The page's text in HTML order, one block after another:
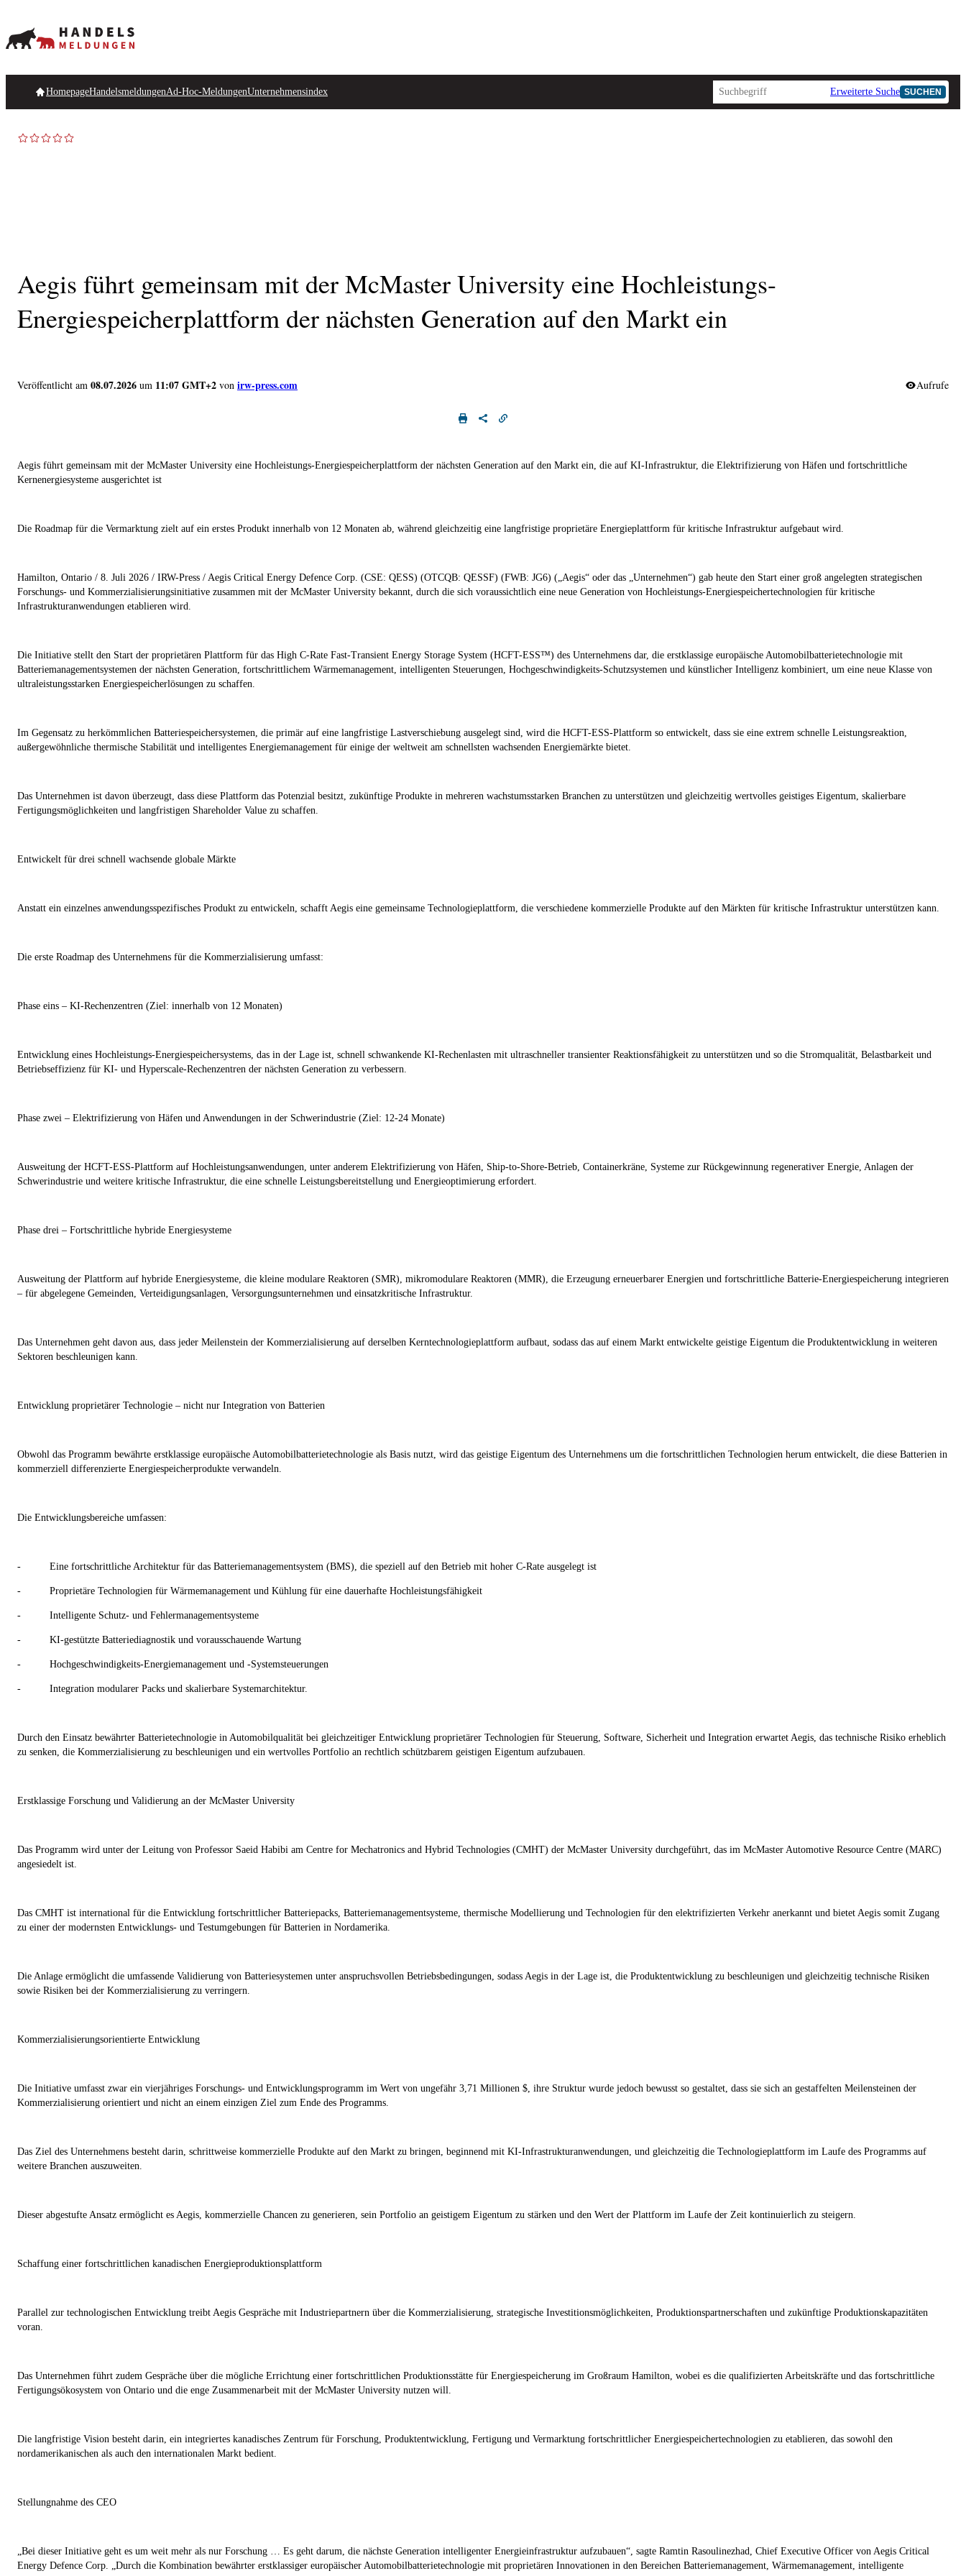
HomepageHandelsmeldungenAd-Hoc-MeldungenUnternehmensindex Erweiterte Suche SUCHEN
Aegis führt gemeinsam mit der McMaster University eine Hochleistungs-
Energiespeicherplattform der nächsten Generation auf den Markt ein
Veröffentlicht am 08.07.2026 um 11:07 GMT+2 von irw-press.com Aufrufe
Aegis führt gemeinsam mit der McMaster University eine Hochleistungs-Energiespeicherplattform der nächsten Generation auf den Markt ein, die auf KI-Infrastruktur, die Elektrifizierung von Häfen und fortschrittliche
Kernenergiesysteme ausgerichtet ist
Die Roadmap für die Vermarktung zielt auf ein erstes Produkt innerhalb von 12 Monaten ab, während gleichzeitig eine langfristige proprietäre Energieplattform für kritische Infrastruktur aufgebaut wird.
Hamilton, Ontario / 8. Juli 2026 / IRW-Press / Aegis Critical Energy Defence Corp. (CSE: QESS) (OTCQB: QESSF) (FWB: JG6) („Aegis“ oder das „Unternehmen“) gab heute den Start einer groß angelegten strategischen
Forschungs- und Kommerzialisierungsinitiative zusammen mit der McMaster University bekannt, durch die sich voraussichtlich eine neue Generation von Hochleistungs-Energiespeichertechnologien für kritische
Infrastrukturanwendungen etablieren wird.
Die Initiative stellt den Start der proprietären Plattform für das High C-Rate Fast-Transient Energy Storage System (HCFT-ESS™) des Unternehmens dar, die erstklassige europäische Automobilbatterietechnologie mit
Batteriemanagementsystemen der nächsten Generation, fortschrittlichem Wärmemanagement, intelligenten Steuerungen, Hochgeschwindigkeits-Schutzsystemen und künstlicher Intelligenz kombiniert, um eine neue Klasse von
ultraleistungsstarken Energiespeicherlösungen zu schaffen.
Im Gegensatz zu herkömmlichen Batteriespeichersystemen, die primär auf eine langfristige Lastverschiebung ausgelegt sind, wird die HCFT-ESS-Plattform so entwickelt, dass sie eine extrem schnelle Leistungsreaktion,
außergewöhnliche thermische Stabilität und intelligentes Energiemanagement für einige der weltweit am schnellsten wachsenden Energiemärkte bietet.
Das Unternehmen ist davon überzeugt, dass diese Plattform das Potenzial besitzt, zukünftige Produkte in mehreren wachstumsstarken Branchen zu unterstützen und gleichzeitig wertvolles geistiges Eigentum, skalierbare
Fertigungsmöglichkeiten und langfristigen Shareholder Value zu schaffen.
Entwickelt für drei schnell wachsende globale Märkte
Anstatt ein einzelnes anwendungsspezifisches Produkt zu entwickeln, schafft Aegis eine gemeinsame Technologieplattform, die verschiedene kommerzielle Produkte auf den Märkten für kritische Infrastruktur unterstützen kann.
Die erste Roadmap des Unternehmens für die Kommerzialisierung umfasst:
Phase eins – KI-Rechenzentren (Ziel: innerhalb von 12 Monaten)
Entwicklung eines Hochleistungs-Energiespeichersystems, das in der Lage ist, schnell schwankende KI-Rechenlasten mit ultraschneller transienter Reaktionsfähigkeit zu unterstützen und so die Stromqualität, Belastbarkeit und
Betriebseffizienz für KI- und Hyperscale-Rechenzentren der nächsten Generation zu verbessern.
Phase zwei – Elektrifizierung von Häfen und Anwendungen in der Schwerindustrie (Ziel: 12-24 Monate)
Ausweitung der HCFT-ESS-Plattform auf Hochleistungsanwendungen, unter anderem Elektrifizierung von Häfen, Ship-to-Shore-Betrieb, Containerkräne, Systeme zur Rückgewinnung regenerativer Energie, Anlagen der
Schwerindustrie und weitere kritische Infrastruktur, die eine schnelle Leistungsbereitstellung und Energieoptimierung erfordert.
Phase drei – Fortschrittliche hybride Energiesysteme
Ausweitung der Plattform auf hybride Energiesysteme, die kleine modulare Reaktoren (SMR), mikromodulare Reaktoren (MMR), die Erzeugung erneuerbarer Energien und fortschrittliche Batterie-Energiespeicherung integrieren
– für abgelegene Gemeinden, Verteidigungsanlagen, Versorgungsunternehmen und einsatzkritische Infrastruktur.
Das Unternehmen geht davon aus, dass jeder Meilenstein der Kommerzialisierung auf derselben Kerntechnologieplattform aufbaut, sodass das auf einem Markt entwickelte geistige Eigentum die Produktentwicklung in weiteren
Sektoren beschleunigen kann.
Entwicklung proprietärer Technologie – nicht nur Integration von Batterien
Obwohl das Programm bewährte erstklassige europäische Automobilbatterietechnologie als Basis nutzt, wird das geistige Eigentum des Unternehmens um die fortschrittlichen Technologien herum entwickelt, die diese Batterien in
kommerziell differenzierte Energiespeicherprodukte verwandeln.
Die Entwicklungsbereiche umfassen:
- Eine fortschrittliche Architektur für das Batteriemanagementsystem (BMS), die speziell auf den Betrieb mit hoher C-Rate ausgelegt ist
- Proprietäre Technologien für Wärmemanagement und Kühlung für eine dauerhafte Hochleistungsfähigkeit
- Intelligente Schutz- und Fehlermanagementsysteme
- KI-gestützte Batteriediagnostik und vorausschauende Wartung
- Hochgeschwindigkeits-Energiemanagement und -Systemsteuerungen
- Integration modularer Packs und skalierbare Systemarchitektur.
Durch den Einsatz bewährter Batterietechnologie in Automobilqualität bei gleichzeitiger Entwicklung proprietärer Technologien für Steuerung, Software, Sicherheit und Integration erwartet Aegis, das technische Risiko erheblich
zu senken, die Kommerzialisierung zu beschleunigen und ein wertvolles Portfolio an rechtlich schützbarem geistigen Eigentum aufzubauen.
Erstklassige Forschung und Validierung an der McMaster University
Das Programm wird unter der Leitung von Professor Saeid Habibi am Centre for Mechatronics and Hybrid Technologies (CMHT) der McMaster University durchgeführt, das im McMaster Automotive Resource Centre (MARC)
angesiedelt ist.
Das CMHT ist international für die Entwicklung fortschrittlicher Batteriepacks, Batteriemanagementsysteme, thermische Modellierung und Technologien für den elektrifizierten Verkehr anerkannt und bietet Aegis somit Zugang
zu einer der modernsten Entwicklungs- und Testumgebungen für Batterien in Nordamerika.
Die Anlage ermöglicht die umfassende Validierung von Batteriesystemen unter anspruchsvollen Betriebsbedingungen, sodass Aegis in der Lage ist, die Produktentwicklung zu beschleunigen und gleichzeitig technische Risiken
sowie Risiken bei der Kommerzialisierung zu verringern.
Kommerzialisierungsorientierte Entwicklung
Die Initiative umfasst zwar ein vierjähriges Forschungs- und Entwicklungsprogramm im Wert von ungefähr 3,71 Millionen $ , ihre Struktur wurde jedoch bewusst so gestaltet, dass sie sich an gestaffelten Meilensteinen der
Kommerzialisierung orientiert und nicht an einem einzigen Ziel zum Ende des Programms.
Das Ziel des Unternehmens besteht darin, schrittweise kommerzielle Produkte auf den Markt zu bringen, beginnend mit KI-Infrastrukturanwendungen, und gleichzeitig die Technologieplattform im Laufe des Programms auf
weitere Branchen auszuweiten.
Dieser abgestufte Ansatz ermöglicht es Aegis, kommerzielle Chancen zu generieren, sein Portfolio an geistigem Eigentum zu stärken und den Wert der Plattform im Laufe der Zeit kontinuierlich zu steigern.
Schaffung einer fortschrittlichen kanadischen Energieproduktionsplattform
Parallel zur technologischen Entwicklung treibt Aegis Gespräche mit Industriepartnern über die Kommerzialisierung, strategische Investitionsmöglichkeiten, Produktionspartnerschaften und zukünftige Produktionskapazitäten
voran.
Das Unternehmen führt zudem Gespräche über die mögliche Errichtung einer fortschrittlichen Produktionsstätte für Energiespeicherung im Großraum Hamilton, wobei es die qualifizierten Arbeitskräfte und das fortschrittliche
Fertigungsökosystem von Ontario und die enge Zusammenarbeit mit der McMaster University nutzen will.
Die langfristige Vision besteht darin, ein integriertes kanadisches Zentrum für Forschung, Produktentwicklung, Fertigung und Vermarktung fortschrittlicher Energiespeichertechnologien zu etablieren, das sowohl den
nordamerikanischen als auch den internationalen Markt bedient.
Stellungnahme des CEO
„Bei dieser Initiative geht es um weit mehr als nur Forschung … Es geht darum, die nächste Generation intelligenter Energieinfrastruktur aufzubauen“, sagte Ramtin Rasoulinezhad, Chief Executive Officer von Aegis Critical
Energy Defence Corp.
„Durch die Kombination bewährter erstklassiger europäischer Automobilbatterietechnologie mit proprietären Innovationen in den Bereichen Batteriemanagement, Wärmemanagement, intelligente